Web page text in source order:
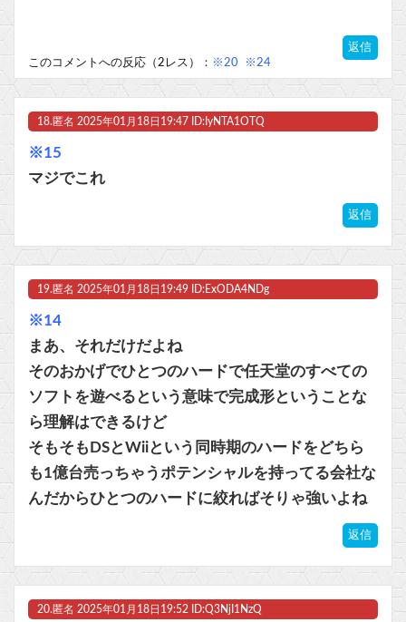
返信
このコメントへの反応（2レス）： ※20 ※24
18. 匿名 2025年01月18日19:47 ID:IyNTA1OTQ
※15
マジでこれ
返信
19. 匿名 2025年01月18日19:49 ID:ExODA4NDg
※14
まあ、それだけだよね
そのおかげでひとつのハードで任天堂のすべての
ソフトを遊べるという意味で完成形ということな
ら理解はできるけど
そもそもDSとWiiという同時期のハードをどちら
も1億台売っちゃうポテンシャルを持ってる会社な
んだからひとつのハードに絞ればそりゃ強いよね
返信
20. 匿名 2025年01月18日19:52 ID:Q3NjI1NzQ